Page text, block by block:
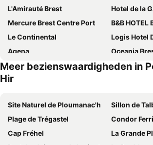
L'Amirauté Brest
Hotel de la
Mercure Brest Centre Port
B&B HOTEL Brest
Le Continental
Logis Hotel
Agena
Oceania
Residence Nemea Iroise Armorique
Logis Hôtel
Hotel Bellevue
Hôtel Vauban
ibis Brest
Sainte-Barbe Hotel & Spa Le Conquet - MGallery Collection
Logis Hôtel
Hotel Mercure Brest Centre Les Voyageurs
Hotel Saint
Meer bezienswaardigheden in
Hir
Site Naturel de Ploumanac'h
Sillon de
Plage de Trégastel
Condor
Cap Fréhel
La Grande